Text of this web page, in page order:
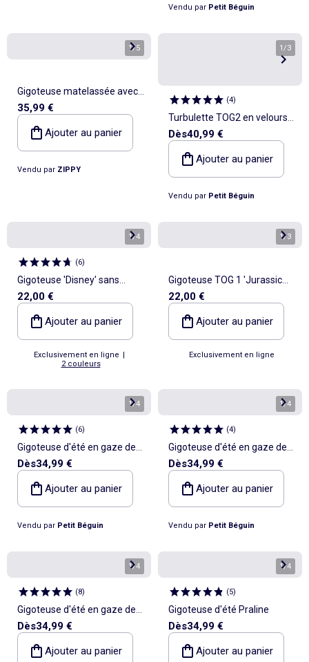
Vendu par Petit Béguin
1/5
Gigoteuse matelassée avec
2.0 TOG
35,99 €
Ajouter au panier
Vendu par ZIPPY
1 /3
(4)
Turbulette TOG2 en velours
avec pieds retroussables et
manches amovibles Swan
Dès40,99 €
Ajouter au panier
Vendu par Petit Béguin
1/4
(6)
Gigoteuse 'Disney' sans
manches
22,00 €
Ajouter au panier
Exclusivement en ligne |
2 couleurs
1/3
Gigoteuse TOG 1 'Jurassic
World'
22,00 €
Ajouter au panier
Exclusivement en ligne
1/4
(6)
Gigoteuse d'été en gaze de
coton Frimousse
Dès34,99 €
Ajouter au panier
Vendu par Petit Béguin
1/4
(4)
Gigoteuse d'été en gaze de
coton Bento
Dès34,99 €
Ajouter au panier
Vendu par Petit Béguin
1/4
(8)
Gigoteuse d'été en gaze de
coton Gamboa
Dès34,99 €
Ajouter au panier
1/4
(5)
Gigoteuse d'été Praline
Dès34,99 €
Ajouter au panier